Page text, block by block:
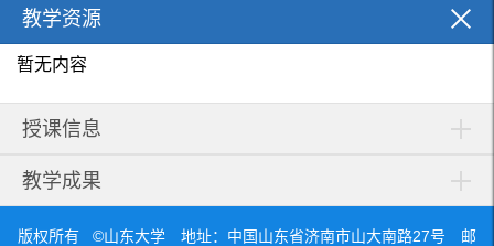
教学资源
暂无内容
授课信息
教学成果
版权所有 ©山东大学 地址：中国山东省济南市山大南路27号 邮